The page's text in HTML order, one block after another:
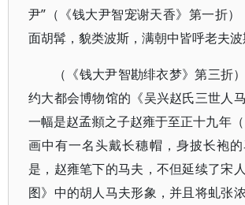
尹”（《钱大尹智宠谢天香》第一折）
面胡髯，貌类波斯，满朝中皆呼老夫波
（《钱大尹智勘绯衣梦》第三折
约大都会博物馆的《吴兴赵氏三世人
一幅是赵孟頫之子赵雍于至正十九年（
画中有一名头戴长穗帽，身披长袍
是，赵雍笔下的马夫，不但延续了宋
图》中的胡人马夫形象，并且将虬张